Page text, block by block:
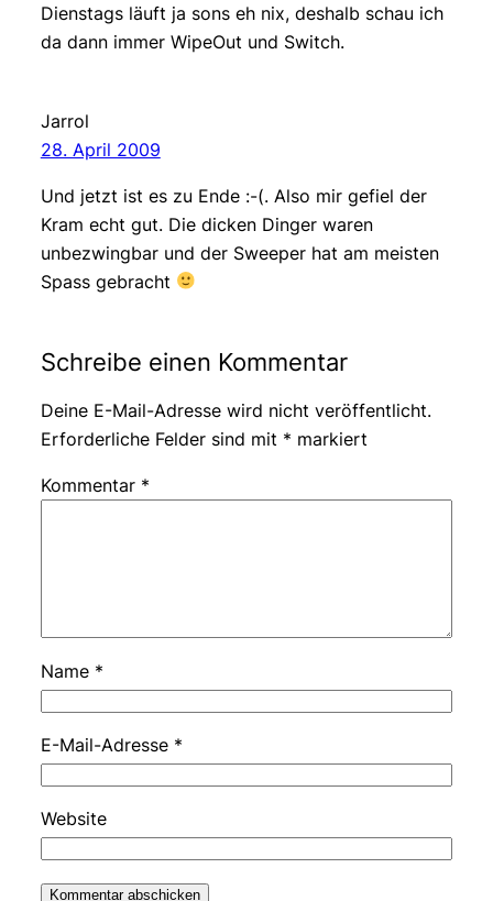
Dienstags läuft ja sons eh nix, deshalb schau ich
da dann immer WipeOut und Switch.
Jarrol
28. April 2009
Und jetzt ist es zu Ende :-(. Also mir gefiel der
Kram echt gut. Die dicken Dinger waren
unbezwingbar und der Sweeper hat am meisten
Spass gebracht
Schreibe einen Kommentar
Deine E-Mail-Adresse wird nicht veröffentlicht.
Erforderliche Felder sind mit * markiert
Kommentar *
Name *
E-Mail-Adresse *
Website